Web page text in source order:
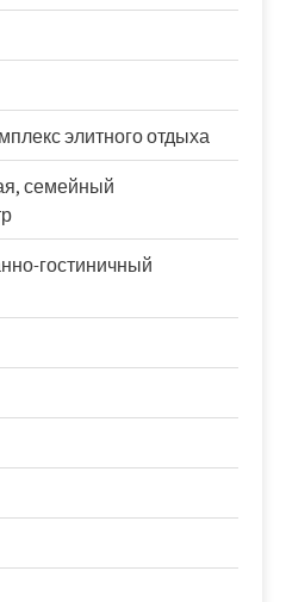
элитного отдыха
семейный
гостиничный